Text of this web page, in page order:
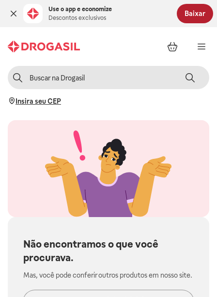
Use o app e economize
Descontos exclusivos
Baixar
Insira seu CEP
Não encontramos o que você
procurava.
Mas, você pode conferir outros produtos em nosso site.